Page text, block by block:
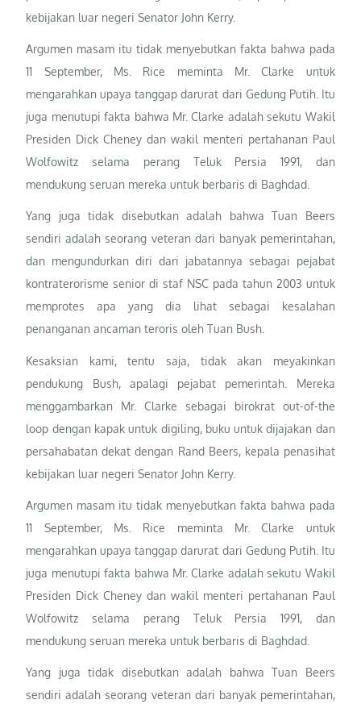
kebijakan luar negeri Senator John Kerry.
Argumen masam itu tidak menyebutkan fakta bahwa pada
11 September, Ms. Rice meminta Mr. Clarke untuk
mengarahkan upaya tanggap darurat dari Gedung Putih. Itu
juga menutupi fakta bahwa Mr. Clarke adalah sekutu Wakil
Presiden Dick Cheney dan wakil menteri pertahanan Paul
Wolfowitz selama perang Teluk Persia 1991, dan
mendukung seruan mereka untuk berbaris di Baghdad.
Yang juga tidak disebutkan adalah bahwa Tuan Beers
sendiri adalah seorang veteran dari banyak pemerintahan,
dan mengundurkan diri dari jabatannya sebagai pejabat
kontraterorisme senior di staf NSC pada tahun 2003 untuk
memprotes apa yang dia lihat sebagai kesalahan
penanganan ancaman teroris oleh Tuan Bush.
Kesaksian kami, tentu saja, tidak akan meyakinkan
pendukung Bush, apalagi pejabat pemerintah. Mereka
menggambarkan Mr. Clarke sebagai birokrat out-of-the
loop dengan kapak untuk digiling, buku untuk dijajakan dan
persahabatan dekat dengan Rand Beers, kepala penasihat
kebijakan luar negeri Senator John Kerry.
Argumen masam itu tidak menyebutkan fakta bahwa pada
11 September, Ms. Rice meminta Mr. Clarke untuk
mengarahkan upaya tanggap darurat dari Gedung Putih. Itu
juga menutupi fakta bahwa Mr. Clarke adalah sekutu Wakil
Presiden Dick Cheney dan wakil menteri pertahanan Paul
Wolfowitz selama perang Teluk Persia 1991, dan
mendukung seruan mereka untuk berbaris di Baghdad.
Yang juga tidak disebutkan adalah bahwa Tuan Beers
sendiri adalah seorang veteran dari banyak pemerintahan,